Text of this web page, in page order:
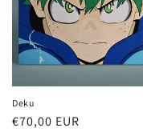
Deku
Prix
€70,00 EUR